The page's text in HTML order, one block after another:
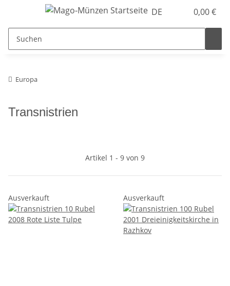
DE 0,00 €
Europa
Transnistrien
Artikel 1 - 9 von 9
Ausverkauft Ausverkauft